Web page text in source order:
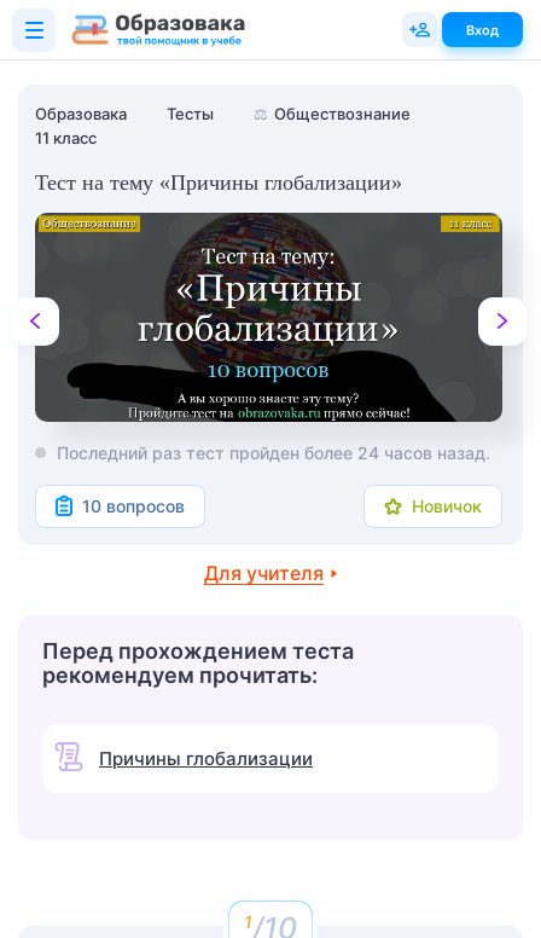
Образовака Тесты ⚖️ Обществознание
11 класс
Тест на тему «Причины глобализации»
Последний раз тест пройден более 24 часов назад.
10 вопросов Новичок
Для учителя
Перед прохождением теста
рекомендуем прочитать:
Причины глобализации
/10
Вход